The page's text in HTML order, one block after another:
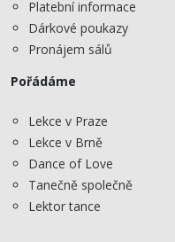
Platební informace
Dárkové poukazy
Pronájem sálů
Pořádáme
Lekce v Praze
Lekce v Brně
Dance of Love
Tanečně společně
Lektor tance